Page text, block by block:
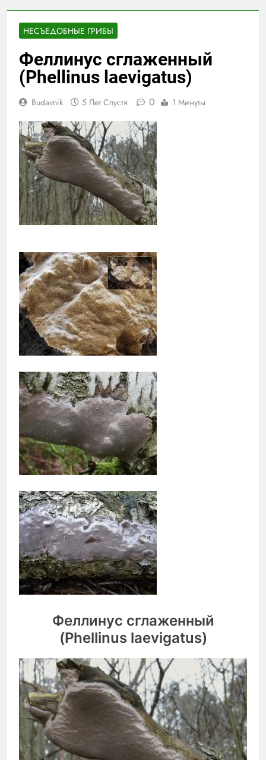
НЕСЪЕДОБНЫЕ ГРИБЫ
Феллинус сглаженный
(Phellinus laevigatus)
Budavnik 5 Лет Спустя 0 1 Минуты
Феллинус сглаженный
(Phellinus laevigatus)